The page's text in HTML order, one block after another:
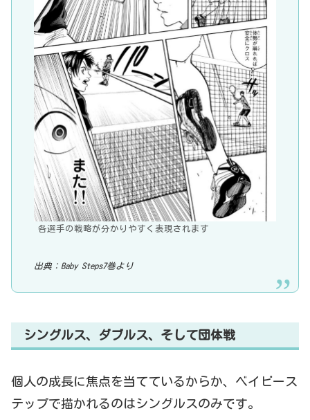
各選手の戦略が分かりやすく表現されます
出典：Baby Steps7巻より
シングルス、ダブルス、そして団体戦
個人の成長に焦点を当てているからか、ベイビース
テップで描かれるのはシングルスのみです。